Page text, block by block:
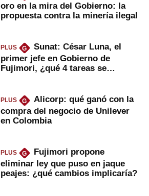
oro en la mira del Gobierno: la
propuesta contra la minería ilegal
PLUS G
Sunat: César Luna, el
primer jefe en Gobierno de
Fujimori, ¿qué 4 tareas se
PLUS G
Alicorp: qué ganó con la
compra del negocio de Unilever
en Colombia
PLUS G
Fujimori propone
eliminar ley que puso en jaque
peajes: ¿qué cambios implicaría?